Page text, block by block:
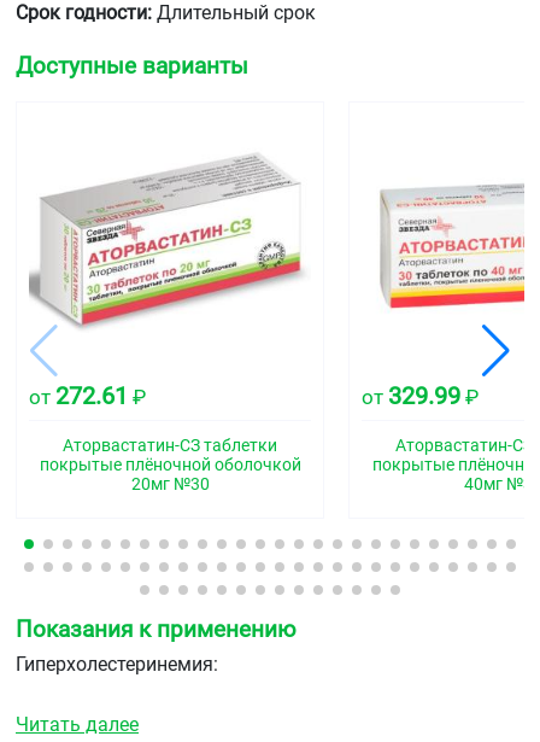
Срок годности: Длительный срок
Доступные варианты
от 272.61 ₽
Аторвастатин-СЗ таблетки
покрытые плёночной оболочкой
20мг №30
от 329.99 ₽
Аторвастатин-СЗ
покрытые
40мг
Показания к применению
Гиперхолестеринемия:
повышенного общего ХС, ХС-ЛПНП, апо-В и ТГ у
Читать далее